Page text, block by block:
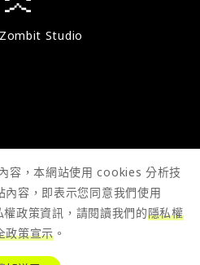
Studio
容，本網站使用 cookies 分析技
內容，即表示您同意我們使用
政策資訊，請閱讀我們的隱私權
政策宣示 。